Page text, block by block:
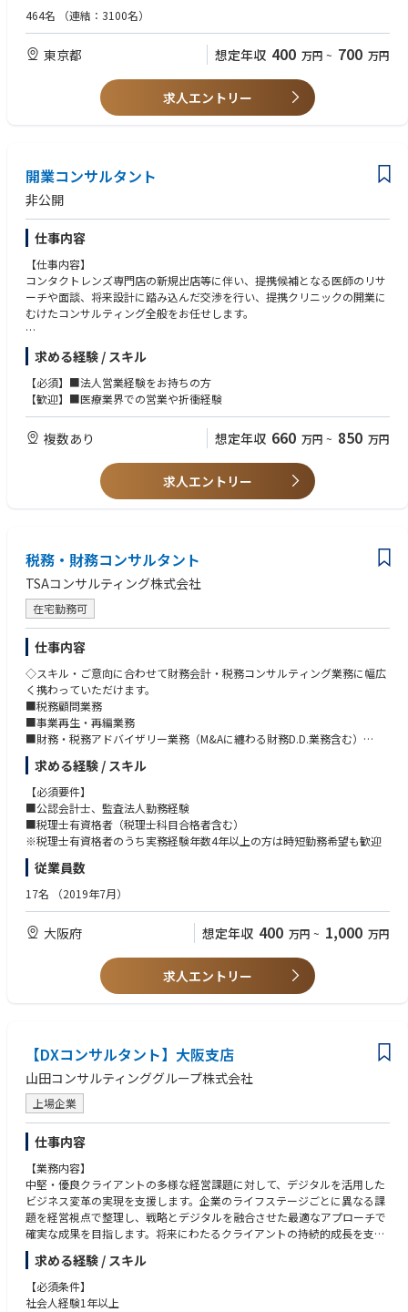
拠点ごとの業務改善
└各医療機関の医事業務の課題を特定し、業務標準化支援
└電子カルテやシステムの活用促進による業務効率化の推進
現場スタッフに対する人材育成・教育
└OJTを通じた実践的な指導や、業務マニュアルの作成・展開による全体
のレベルアップ
【この仕事の面白さ】
圧倒的な経験値と専門性の深化：急性期、回復期、慢性期、クリニックな
ど、多種多様な機能を持つ医療機関の医事業務に横断的に関わることがで
きます。これは、一つの法人に留まっていては得られない圧倒的な経験で
あり、医事のスペシャリストとしてのあなたの市場価値を飛躍的に高めま
コンサルタント・教育者へのキャリアシフト：一人の実務担当者から、課
題を解決に導く「コンサルタント」、後進を育てる「教育者」へと、キャ
リアの幅を大きく広げることができます。
経営に直結するやりがい：あなたの提案や支援が、医療機関の収益改善と
いう目に見える成果に繋がり、経営に直接貢献しているという強い手応え
を感じられます。
診療情報管理士の資格をお持ちの方
464名 （連結：3100名）
東京都 想定年収 400 万円 ~ 700 万円
求人エントリー
開業コンサルタント
非公開
仕事内容
【仕事内容】
コンタクトレンズ専門店の新規出店等に伴い、提携候補となる医師のリサ
ーチや面談、将来設計に踏み込んだ交渉を行い、提携クリニックの開業に
むけたコンサルティング全般をお任せします。
【具体的な業務内容】
‣提携候補医師のリサーチ：出店計画に合わせ、提携可能性のある医師を探
索。
‣医師との面談・交渉：医師の将来設計やビジョンをヒアリングし、提携開
‣)開業サポート：提携合意後、開業にむけた各種手続きや準備に伴走しま
す。
※関西エリアのコンサルティングをご担当いただきます。
※医師の人生の節目に伴走し、大きな達成感を得られます。
し、医師との提携開業に至った際には数か月の活動の集大成と達成感を最
大限経験出来ます。
【入社後のキャリア】
医師との提携開業を通じて、税理士・社労士・会計士・行政書士・弁護
士・銀行・保健所・厚生局・法務局など様々な仕業・機関にも精通するこ
とが可能となります。
【所属部署】
事業開発グループコンサルティングチーム計11名(東京6名、名古屋2名、
大阪2名、福岡1名)
求める経験 / スキル
【必須】■法人営業経験をお持ちの方
【歓迎】■医療業界での営業や折衝経験
複数あり 想定年収 660 万円 ~ 850 万円
求人エントリー
税務・財務コンサルタント
TSAコンサルティング株式会社
在宅勤務可
仕事内容
◇スキル・ご意向に合わせて財務会計・税務コンサルティング業務に幅広
く携わっていただけます。
■税務顧問業務
■事業再生・再編業務
■財務・税務アドバイザリー業務（M&Aに纏わる財務D.D.業務含む）
■事業承継業務
※業務に垣根はなく、ご自身の意欲とやる気で幅広く経験できることが可
能です。
◇同社コンサルティング業務の特色
が可能
・顧客第一主義・・・顧客を最優先し、コンサルタント一丸となって実行
支援を行うことを重視
求める経験 / スキル
【必須要件】
■公認会計士、監査法人勤務経験
■税理士有資格者（税理士科目合格者含む）
※税理士有資格者のうち実務経験年数4年以上の方は時短勤務希望も歓迎
従業員数
17名 （2019年7月）
大阪府 想定年収 400 万円 ~ 1,000 万円
求人エントリー
【DXコンサルタント】大阪支店
山田コンサルティンググループ株式会社
上場企業
仕事内容
【業務内容】
中堅・優良クライアントの多様な経営課題に対して、デジタルを活用した
ビジネス変革の実現を支援します。企業のライフステージごとに異なる課
題を経営視点で整理し、戦略とデジタルを融合させた最適なアプローチで
確実な成果を目指します。将来にわたるクライアントの持続的成長を支え
るためのDX支援を行っていただきます。
【業務の特徴】
当社のDXコンサルティングが提供するサービスは、単なるデジタルソリュ
求める経験 / スキル
【必須条件】
社会人経験1年以上